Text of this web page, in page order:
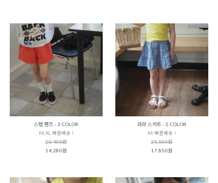
스탭 팬츠 - 3 COLOR
M,XL 빠른배송 !
20,400원
14,280원
라라 스커트 - 2 COLOR
M 빠른배송 !
25,500원
17,850원